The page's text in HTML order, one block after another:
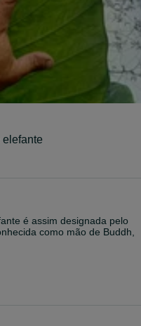
é assim designada pelo
como mão de Buddh,